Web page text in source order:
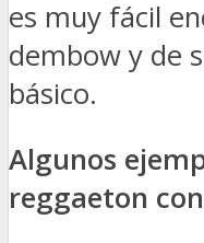
es muy fácil
dembow y de
básico.
Algunos
reggaeton